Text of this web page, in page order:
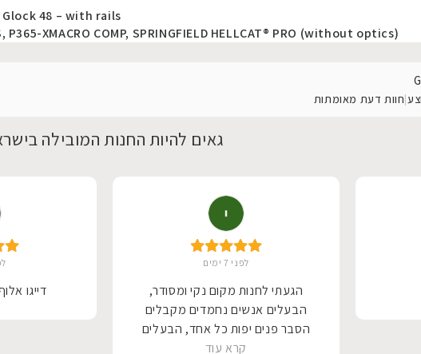
48 – with rails
XMACRO COMP, SPRINGFIELD HELLCAT® PRO (without optics)
|חוות דעת מאומתות
גאים להיות החנות המובילה
דייגו
לפני 7 ימים
הגעתי לחנות מקום נקי ומסודר,
הבעלים אנשים נחמדים מקבלים
הסבר פנים יפות כל אחד, הבעלים
מסביר לכל אחד הסבר על המוצר
קרא עוד